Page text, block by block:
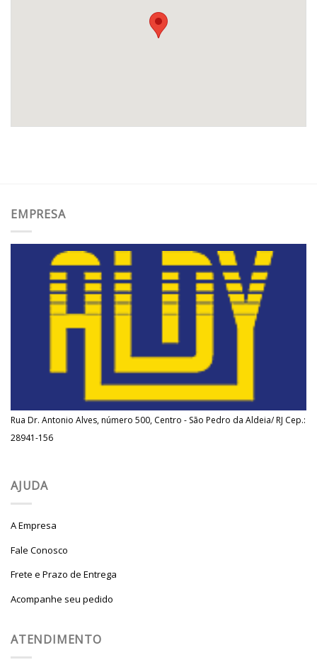
EMPRESA
Rua Dr. Antonio Alves, número 500, Centro - São Pedro da Aldeia/ RJ Cep.:
28941-156
AJUDA
A Empresa
Fale Conosco
Frete e Prazo de Entrega
Acompanhe seu pedido
ATENDIMENTO